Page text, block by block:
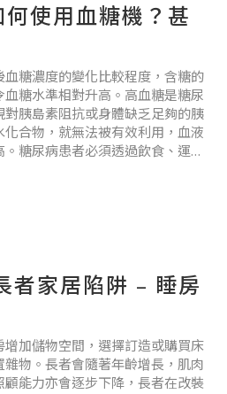
感到抑鬱和焦慮
期的事件和人名，溝通（說話和
當支援下無法獨自安全生活，漫
何使用血糖機？甚
糖濃度的變化比較程度，含糖的
糖水準相對升高。高血糖是糖尿
胰島素阻抗或身體缺乏足夠的胰
合物，就無法被有效利用，血液
糖尿病患者必須透過飲食、運動
血管病變則會有心臟、腦部、雙
者家居陷阱 – 睡房
加儲物空間，選擇訂造或購買床
物。長者會隨著年齡增長，肌肉
能力亦會逐步下降，長者在改裝